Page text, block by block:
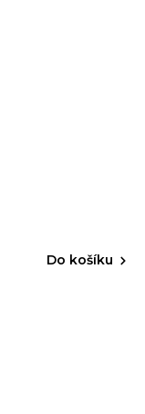
Do košíku